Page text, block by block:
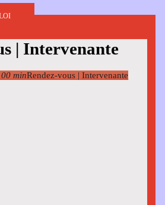
| Intervenante
00 minRendez-vous | Intervenante